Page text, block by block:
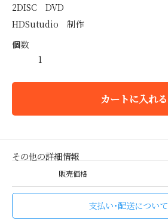
2DISC DVD
HDSutudio 制作
個数
カートに入れる
その他の詳細情報
販売価格
支払い・配送について